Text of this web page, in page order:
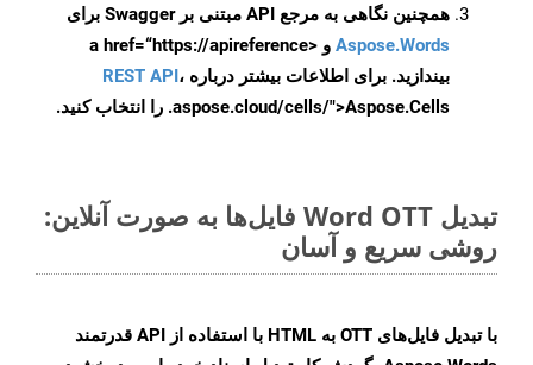
همچنین نگاهی به مرجع API مبتنی بر Swagger برای
Aspose.Words
و <a href=“https://apireference
بیندازید. برای اطلاعات بیشتر درباره REST API،
.aspose.cloud/cells/">Aspose.Cells را انتخاب کنید.
تبدیل Word OTT فایل‌ها به صورت آنلاین:
روشی سریع و آسان
با تبدیل فایل‌های OTT به HTML با استفاده از API قدرتمند